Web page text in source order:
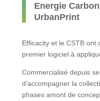
Energie
UrbanPrint
Efficacity et le CSTB ont
premier logiciel à
Commercialisé depuis
d’accompagner la
phases amont de